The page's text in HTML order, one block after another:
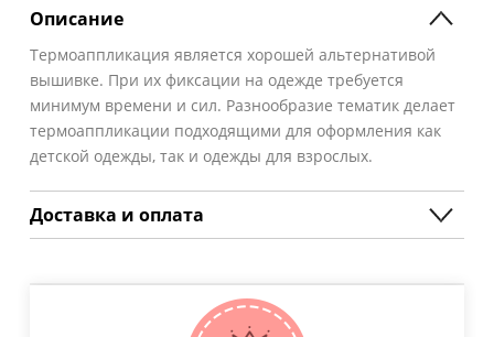
Описание
Термоаппликация является хорошей альтернативой
вышивке. При их фиксации на одежде требуется
минимум времени и сил. Разнообразие тематик делает
термоаппликации подходящими для оформления как
детской одежды, так и одежды для взрослых.
Доставка и оплата